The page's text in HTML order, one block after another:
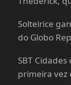
Solteirice
do Globo
SBT
primeira vez